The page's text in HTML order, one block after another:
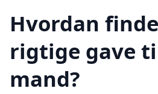
Hvordan
rigtige gave
mand?